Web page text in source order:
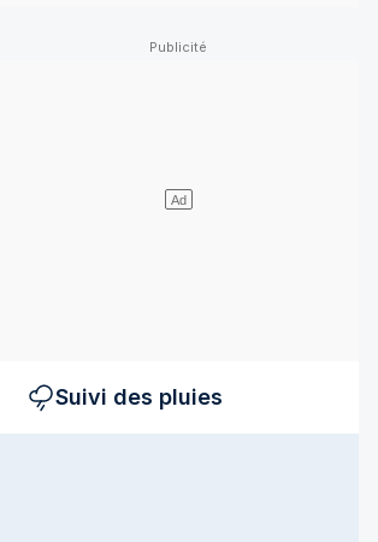
Suivi des pluies